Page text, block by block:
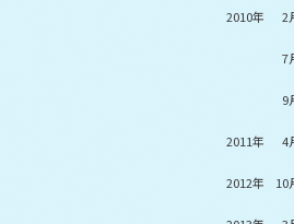
2010年 2
7
9
2011年 4
2012年 10